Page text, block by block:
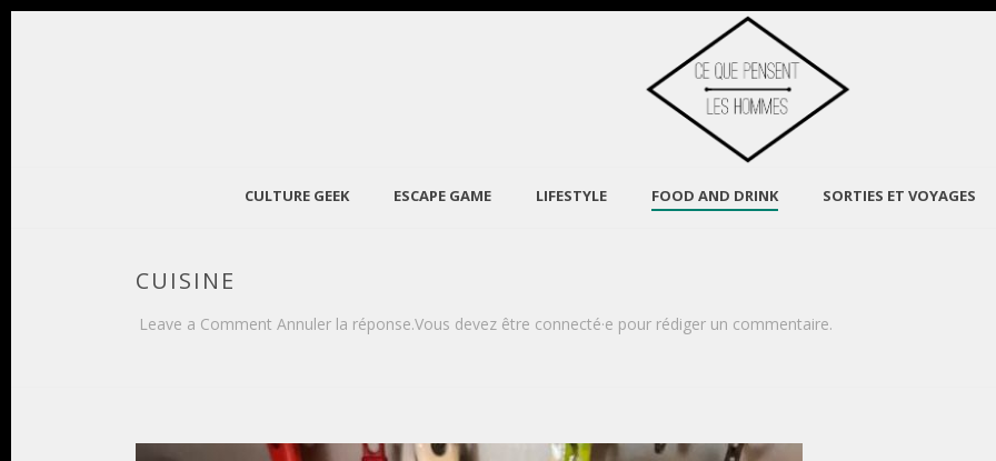
CULTURE GEEK ESCAPE GAME LIFESTYLE FOOD AND DRINK SORTIES ET VOYAGES
CUISINE
Leave a Comment Annuler la réponse.Vous devez être connecté·e pour rédiger un commentaire.